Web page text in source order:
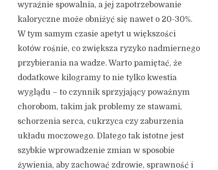
wyraźnie spowalnia, a jej zapotrzebowanie
kaloryczne może obniżyć się nawet o 20-30%.
W tym samym czasie apetyt u większości
kotów rośnie, co zwiększa ryzyko nadmiernego
przybierania na wadze. Warto pamiętać, że
dodatkowe kilogramy to nie tylko kwestia
wyglądu – to czynnik sprzyjający poważnym
chorobom, takim jak problemy ze stawami,
schorzenia serca, cukrzyca czy zaburzenia
układu moczowego. Dlatego tak istotne jest
szybkie wprowadzenie zmian w sposobie
żywienia, aby zachować zdrowie, sprawność i